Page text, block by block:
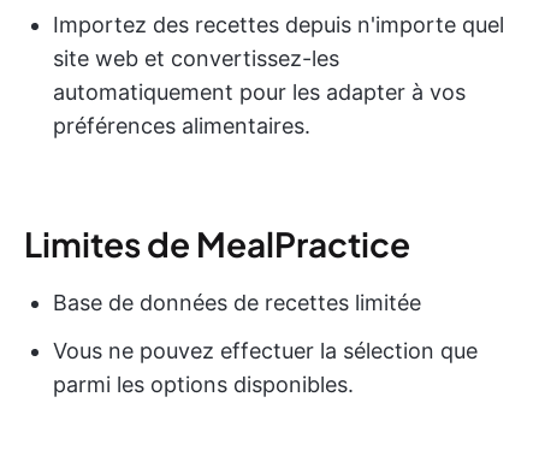
Importez des recettes depuis n'importe quel
site web et convertissez-les
automatiquement pour les adapter à vos
préférences alimentaires.
Limites de MealPractice
Base de données de recettes limitée
Vous ne pouvez effectuer la sélection que
parmi les options disponibles.